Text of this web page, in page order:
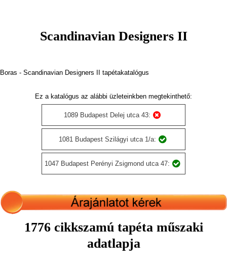
Scandinavian Designers II
Boras - Scandinavian Designers II tapétakatalógus
Ez a katalógus az alábbi üzleteinkben megtekinthető:
1089 Budapest Delej utca 43:
1081 Budapest Szilágyi utca 1/a:
1047 Budapest Perényi Zsigmond utca 47:
1776 cikkszamú tapéta műszaki
adatlapja